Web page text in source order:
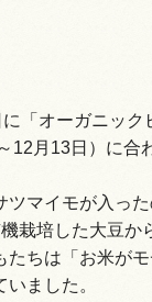
「オーガニック
月13日）に合
マイモが入っ
栽培した大豆か
ちは「お米が
ました。